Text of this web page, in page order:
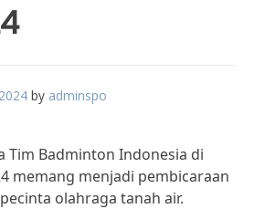
by adminspo
Tim Badminton Indonesia di
memang menjadi pembicaraan
olahraga tanah air.